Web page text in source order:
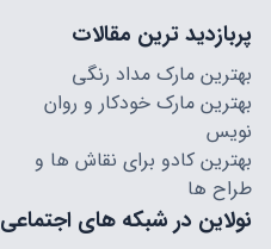
پربازدید ترین مقالات
بهترین مارک مداد رنگی
بهترین مارک خودکار و روان
نویس
بهترین کادو برای نقاش ها و
طراح ها
نولاین در شبکه های اجتماعی